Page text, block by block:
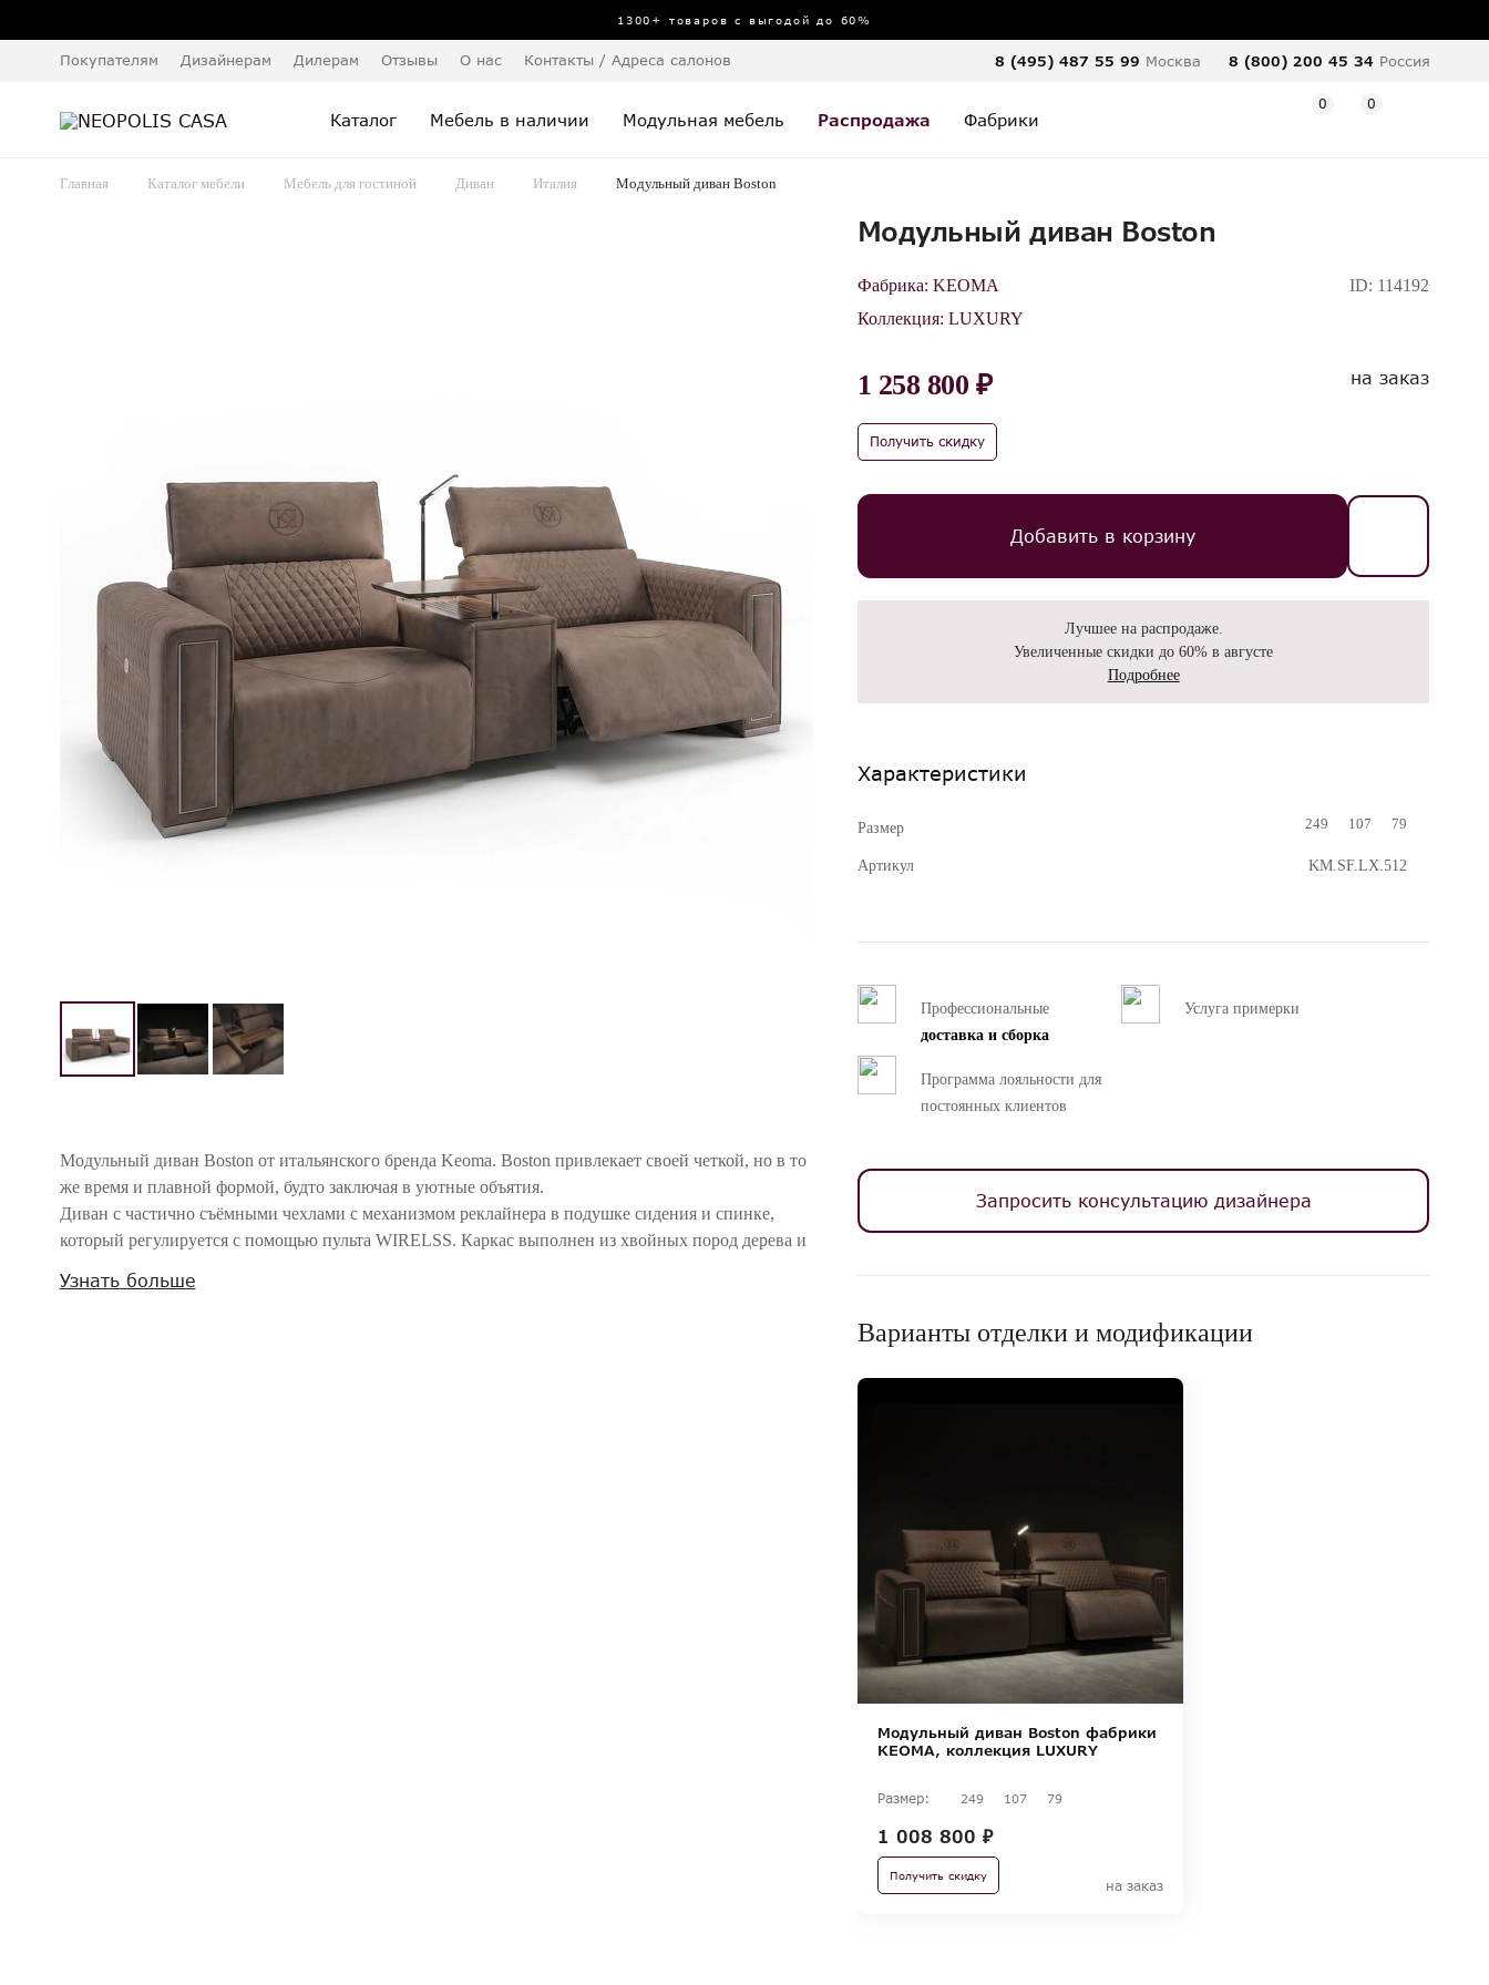
1300+ товаров с выгодой до 60%
Покупателям Дизайнерам Дилерам Отзывы О нас Контакты / Адреса салонов 8 (495) 487 55 99 Москва 8 (800) 200 45 34 Россия
Каталог Мебель в наличии Модульная мебель Распродажа Фабрики
0 0
Главная Каталог мебели Мебель для гостиной Диван Италия Модульный диван Boston
Модульный диван Boston от итальянского бренда Keoma. Boston привлекает своей четкой, но в то
же время и плавной формой, будто заключая в уютные объятия.
Диван с частично съёмными чехлами с механизмом реклайнера в подушке сидения и спинке,
который регулируется с помощью пульта WIRELSS. Каркас выполнен из хвойных пород дерева и
плотности. Подушка сидения с пружинами с наполнением SOFT SYSTEM и верхним слоем
Узнать больше
Модульный диван Boston
Фабрика: KEOMA
Коллекция: LUXURY
ID: 114192
1 258 800 ₽
Получить скидку
на заказ
Добавить в корзину
Лучшее на распродаже.
Увеличенные скидки до 60% в августе
Подробнее
Характеристики
Размер 249 107 79
Артикул KM.SF.LX.512
Профессиональные
доставка и сборка
Услуга примерки
Программа лояльности для
постоянных клиентов
Запросить консультацию дизайнера
Варианты отделки и модификации
Модульный диван Boston фабрики
KEOMA, коллекция LUXURY
Размер: 249 107 79
1 008 800 ₽
Получить скидку
на заказ